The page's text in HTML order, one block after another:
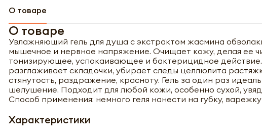
О товаре
О товаре
Увлажняющий гель для душа с экстрактом жасмина
мышечное и нервное напряжение. Очищает кожу, делая ее
тонизирующее, успокаивающее и бактерицидное
разглаживает складочки, убирает следы целлюлита
стянутость, раздражение, красноту. Гель за один раз
шелушение. Подходит для любой кожи, особенно сухой,
Способ применения: немного геля нанести на губку,
Характеристики